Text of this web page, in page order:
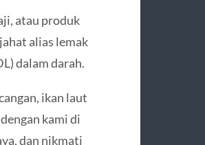
atau produk
alias lemak
dalam darah.
ikan laut
kami di
dan nikmati